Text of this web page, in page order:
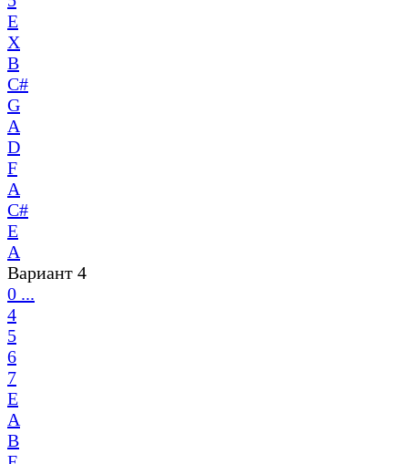
E
X
B
C#
G
A
D
F
A
C#
E
A
Вариант 4
0 ...
4
5
6
7
E
A
B